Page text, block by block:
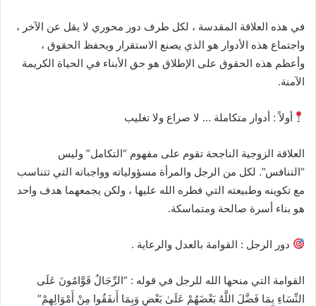
ت
ر
و
في هذه العلاقة المقدسة ، لكل طرف دور محوري لا يقل عن الآخر ،
واجتماع هذه الأدوار هو الذي يصنع الاستقرار ويحفظ الحقوق ،
وأعظم هذه الحقوق على الإطلاق هو حق الأبناء في الحياة الكريمة
الآمنة.
أولاً : أدوار متكاملة … لا صراع ولا تغليب
العلاقة الزوجية الناجحة تقوم على مفهوم “التكامل” وليس
“التنافس”. لكل من الرجل والمرأة مسؤولياته وواجباته التي تتناسب
مع تكوينه وطبيعته التي فطره الله عليها ، ولكن يجمعهما هدف واحد
هو بناء أسرة صالحة ومتماسكة.
دور الرجل : القوامة بالعدل والرعاية .
القوامة التي منحها الله للرجل في قوله : “الرِّجَالُ قَوَّامُونَ عَلَى
النِّسَاءِ بِمَا فَضَّلَ اللَّهُ بَعْضَهُمْ عَلَىٰ بَعْضٍ وَبِمَا أَنفَقُوا مِنْ أَمْوَالِهِمْ”